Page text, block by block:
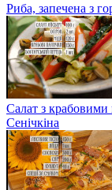
Риба, запечена з
Салат з крабовими
Сенічкіна